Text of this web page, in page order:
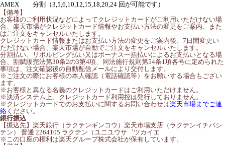
AMEX
分割（3,5,6,10,12,15,18,20,24 回が可能です）
【備考】
お客様のご利用状況などによってクレジットカードがご利用いただけない場
合、楽天市場がクレジットカード情報やお支払い方法の変更をご案内、また
はご注文をキャンセルいたします。
クレジットカード情報またはお支払い方法の変更をご案内後、7日間変更い
ただけない場合、楽天市場が自動でご注文をキャンセルいたします。
分割払い、リボルビング払い又はボーナス一括払いによるお支払いとなる場
合、割賦販売法第30条2の3第4項、同法施行規則第54条1項各号に定められた
事項は、注文確認後の自動配信メールにより交付します。
※ご注文の際にお客様の本人確認（電話確認等）をお願いする場合もござい
ます。
※お客様と異なる名義のクレジットカードはご利用いただけません。
※決済システム上、クレジットカード利用控は発行しておりません。
※クレジットカードでのお支払いに関するお問い合わせは楽天市場までご連
絡 ください。
銀行振込
【振込先】楽天銀行（ラクテンギンコウ）楽天市場支店（ラクテンイチバシ
テン） 普通 2264105 ラクテン（ユニユウサ゛ツカイエ
※この口座の権利は楽天グループ株式会社が保有しています。